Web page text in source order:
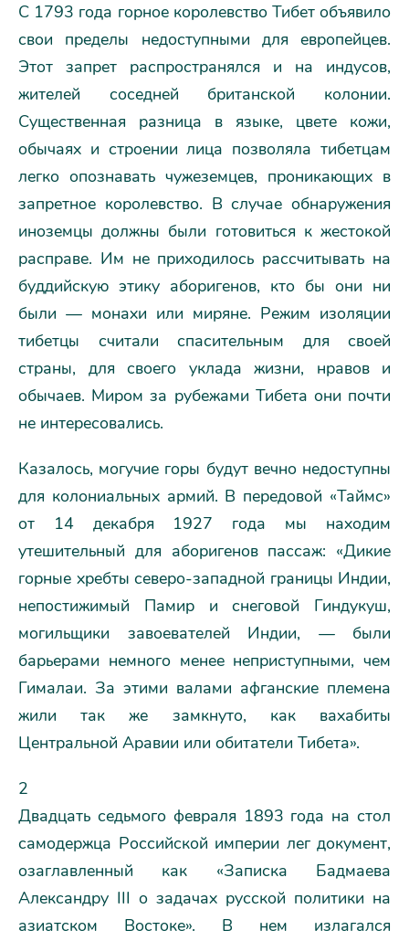
С 1793 года горное королевство Тибет объявило
свои пределы недоступными для европейцев.
Этот запрет распространялся и на индусов,
жителей соседней британской колонии.
Существенная разница в языке, цвете кожи,
обычаях и строении лица позволяла тибетцам
легко опознавать чужеземцев, проникающих в
запретное королевство. В случае обнаружения
иноземцы должны были готовиться к жестокой
расправе. Им не приходилось рассчитывать на
буддийскую этику аборигенов, кто бы они ни
были — монахи или миряне. Режим изоляции
тибетцы считали спасительным для своей
страны, для своего уклада жизни, нравов и
обычаев. Миром за рубежами Тибета они почти
не интересовались.
Казалось, могучие горы будут вечно недоступны
для колониальных армий. В передовой «Таймс»
от 14 декабря 1927 года мы находим
утешительный для аборигенов пассаж: «Дикие
горные хребты северо-западной границы Индии,
непостижимый Памир и снеговой Гиндукуш,
могильщики завоевателей Индии, — были
барьерами немного менее неприступными, чем
Гималаи. За этими валами афганские племена
жили так же замкнуто, как вахабиты
Центральной Аравии или обитатели Тибета».
2
Двадцать седьмого февраля 1893 года на стол
самодержца Российской империи лег документ,
озаглавленный как «Записка Бадмаева
Александру III о задачах русской политики на
азиатском Востоке». В нем излагался